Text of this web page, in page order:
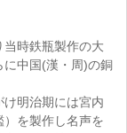
時鉄瓶製作の大
に中国(漢・周)の銅
明治期には宮内
を製作し名声を